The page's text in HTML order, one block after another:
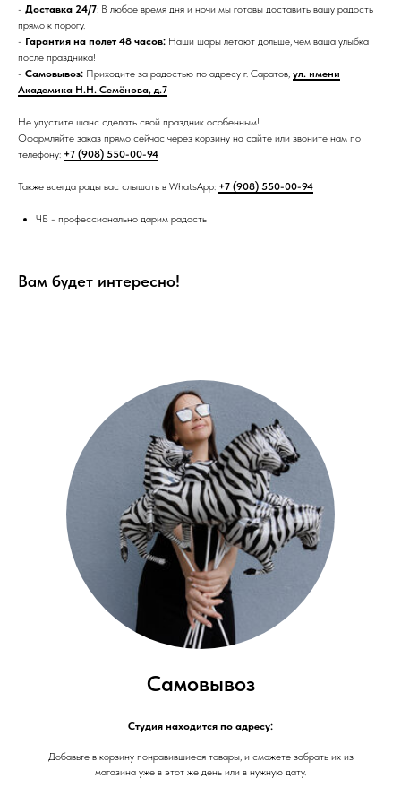
- Доставка 24/7: В любое время дня и ночи мы готовы доставить вашу радость
прямо к порогу.
- Гарантия на полет 48 часов: Наши шары летают дольше, чем ваша улыбка
после праздника!
- Самовывоз: Приходите за радостью по адресу г. Саратов, ул. имени
Академика Н.Н. Семёнова, д.7
Не упустите шанс сделать свой праздник особенным!
Оформляйте заказ прямо сейчас через корзину на сайте или звоните нам по
телефону: +7 (908) 550-00-94
Также всегда рады вас слышать в WhatsApp: +7 (908) 550-00-94
ЧБ - профессионально дарим радость
Вам будет интересно!
Самовывоз
Студия находится по адресу:
Добавьте в корзину понравившиеся товары, и сможете забрать их из
магазина уже в этот же день или в нужную дату.